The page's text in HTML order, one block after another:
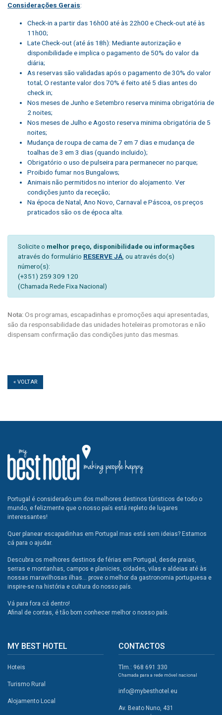
Considerações Gerais:
Check-in a partir das 16h00 até às 22h00 e Check-out até às
11h00;
Late Check-out (até ás 18h): Mediante autorização e
disponibilidade e implica o pagamento de 50% do valor da
diária;
As reservas são validadas após o pagamento de 30% do valor
total; O restante valor dos 70% é feito até 5 dias antes do
check in;
Nos meses de Junho e Setembro reserva minima obrigatória de
2 noites;
Nos meses de Julho e Agosto reserva minima obrigatória de 5
noites;
Mudança de roupa de cama de 7 em 7 dias e mudança de
toalhas de 3 em 3 dias (quando incluido);
Obrigatório o uso de pulseira para permanecer no parque;
Proibido fumar nos Bungalows;
Animais não permitidos no interior do alojamento. Ver
condições junto da receção;
Na época de Natal, Ano Novo, Carnaval e Páscoa, os preços
praticados são os de época alta.
Solicite o melhor preço, disponibilidade ou informações
através do formulário RESERVE JÁ , ou através do(s)
número(s):
(+351) 259 309 120
(Chamada Rede Fixa Nacional)
Nota:Os programas, escapadinhas e promoções aqui apresentadas,
são da responsabilidade das unidades hoteleiras promotoras e não
dispensam confirmação das condições junto das mesmas.
« VOLTAR
Portugal é considerado um dos melhores destinos túristicos de todo o
mundo, e felizmente que o nosso país está repleto de lugares
interessantes!
Quer planear escapadinhas em Portugal mas está sem ideias? Estamos
cá para o ajudar.
Descubra os melhores destinos de férias em Portugal, desde praias,
serras e montanhas, campos e planicies, cidades, vilas e aldeias até às
nossas maravilhosas ilhas... prove o melhor da gastronomia portuguesa e
inspire-se na história e cultura do nosso país.
Vá para fora cá dentro!
Afinal de contas, é tão bom conhecer melhor o nosso país.
MY BEST HOTEL
Hoteis
Turismo Rural
Alojamento Local
CONTACTOS
Tlm.: 968 691 330
Chamada para a rede móvel nacional
info@mybesthotel.eu
Av. Beato Nuno, 431